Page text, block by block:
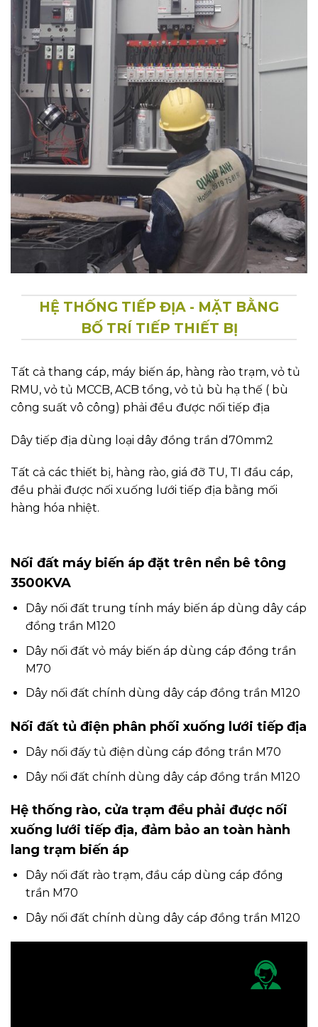
HỆ THỐNG TIẾP ĐỊA - MẶT BẰNG
BỐ TRÍ TIẾP THIẾT BỊ
Tất cả thang cáp, máy biến áp, hàng rào trạm, vỏ tủ
RMU, vỏ tủ MCCB, ACB tổng, vỏ tủ bù hạ thế ( bù
công suất vô công) phải đều được nối tiếp địa
Dây tiếp địa dùng loại dây đồng trần d70mm2
Tất cả các thiết bị, hàng rào, giá đỡ TU, TI đầu cáp,
đều phải được nối xuống lưới tiếp địa bằng mối
hàng hóa nhiệt.
Nối đất máy biến áp đặt trên nền bê tông
3500KVA
Dây nối đất trung tính máy biến áp dùng dây cáp
đồng trần M120
Dây nối đất vỏ máy biến áp dùng cáp đồng trần
M70
Dây nối đất chính dùng dây cáp đồng trần M120
Nối đất tủ điện phân phối xuống lưới tiếp địa
Dây nối đấy tủ điện dùng cáp đồng trần M70
Dây nối đất chính dùng dây cáp đồng trần M120
Hệ thống rào, cửa trạm đều phải được nối
xuống lưới tiếp địa, đảm bảo an toàn hành
lang trạm biến áp
Dây nối đất rào trạm, đầu cáp dùng cáp đồng
trần M70
Dây nối đất chính dùng dây cáp đồng trần M120